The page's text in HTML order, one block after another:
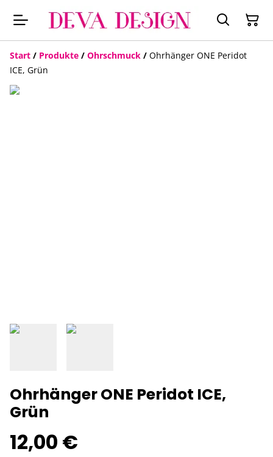
Start / Produkte / Ohrschmuck / Ohrhänger ONE Peridot
ICE, Grün
Ohrhänger ONE Peridot ICE,
Grün
12,00 €